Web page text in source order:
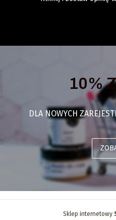
10%
DLA NOWYCH
Sklep internetowy